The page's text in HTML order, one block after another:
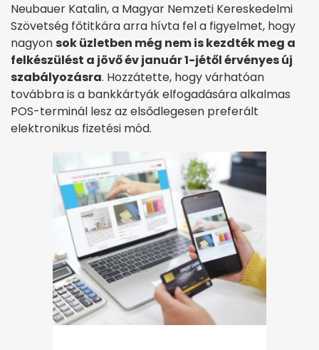
Neubauer Katalin, a Magyar Nemzeti Kereskedelmi
Szövetség főtitkára arra hívta fel a figyelmet, hogy
nagyon sok üzletben még nem is kezdték meg a
felkészülést a jövő év január 1-jétől érvényes új
szabályozásra. Hozzátette, hogy várhatóan
továbbra is a bankkártyák elfogadására alkalmas
POS-terminál lesz az elsődlegesen preferált
elektronikus fizetési mód.